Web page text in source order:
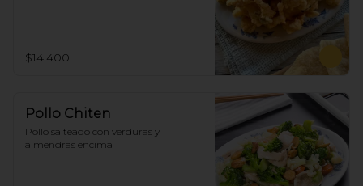
$14.400
Pollo Chiten
Pollo salteado con verduras y
almendras encima